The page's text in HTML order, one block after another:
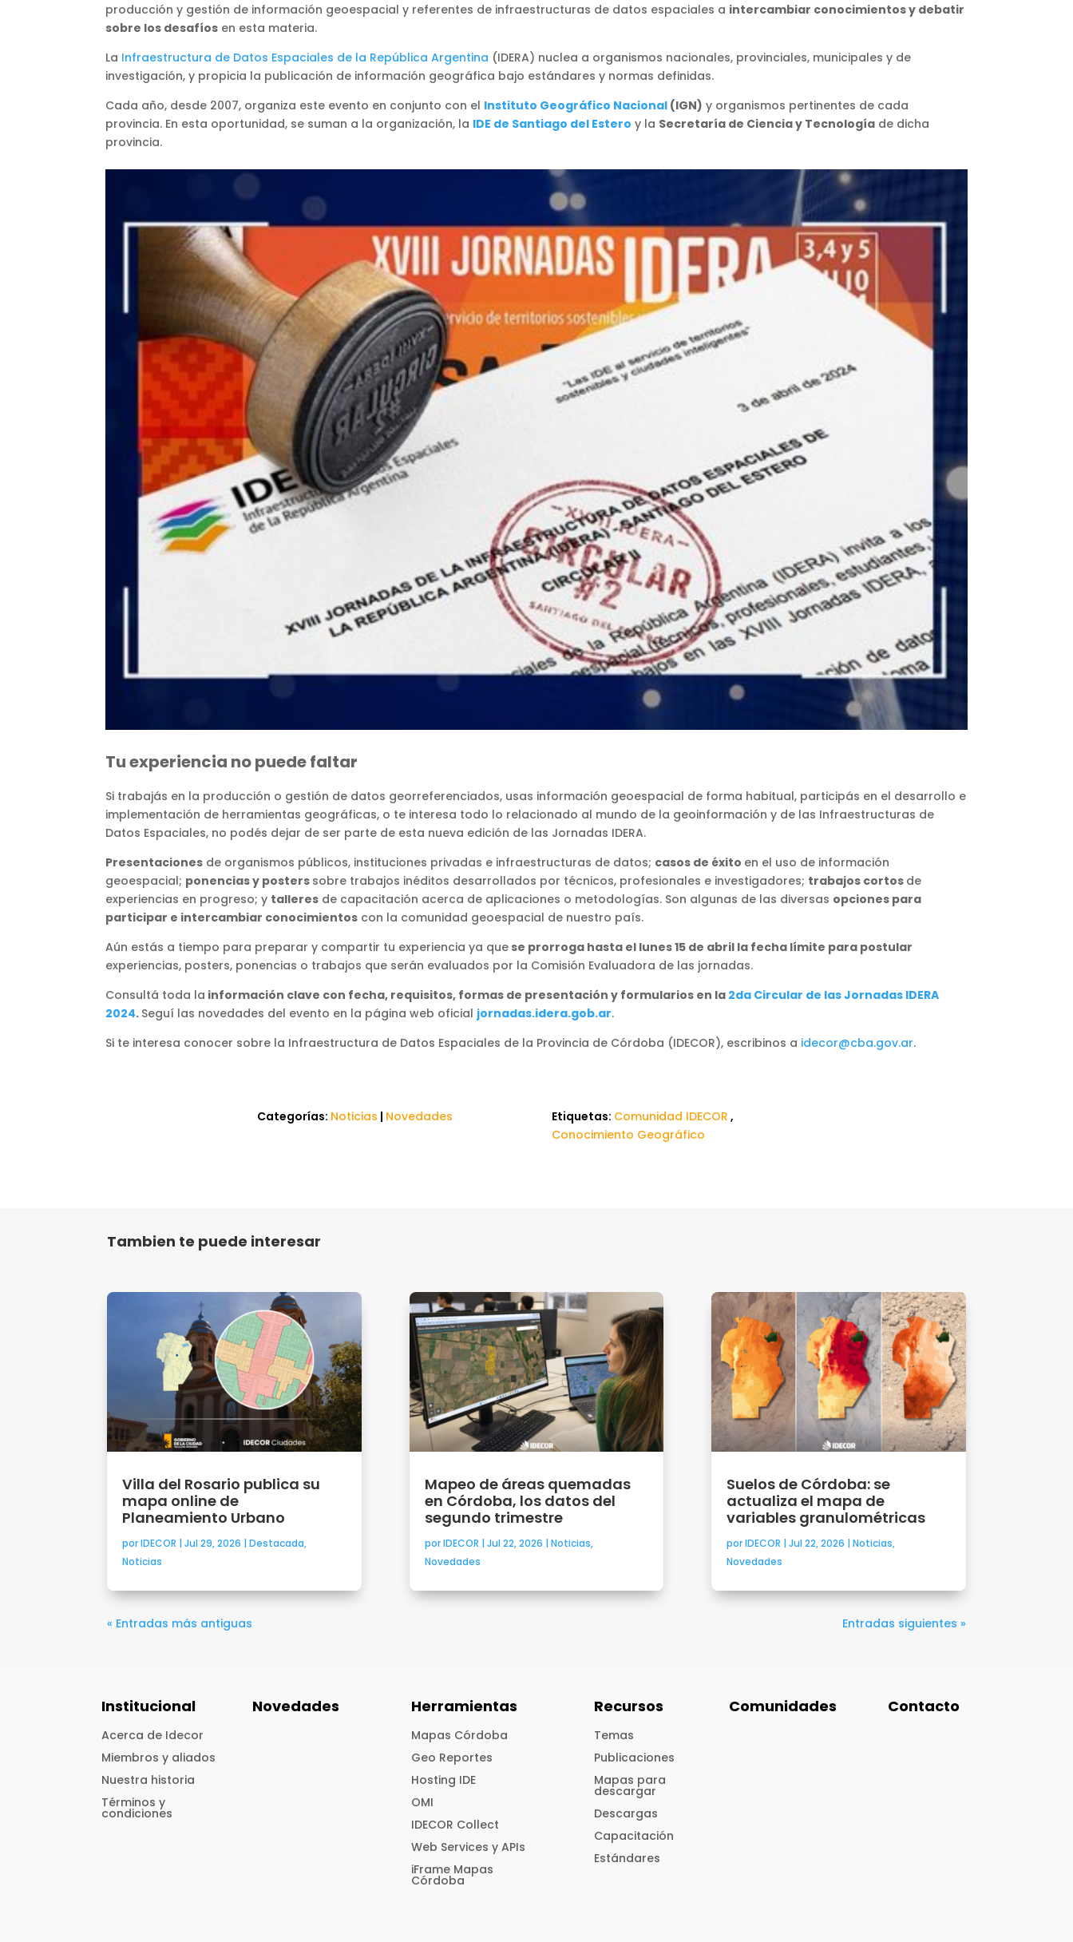
producción y gestión de información geoespacial y referentes de infraestructuras de datos espaciales a intercambiar conocimientos y debatir
sobre los desafíos en esta materia.
La Infraestructura de Datos Espaciales de la República Argentina (IDERA) nuclea a organismos nacionales, provinciales, municipales y de
investigación, y propicia la publicación de información geográfica bajo estándares y normas definidas.
Cada año, desde 2007, organiza este evento en conjunto con el Instituto Geográfico Nacional (IGN) y organismos pertinentes de cada
provincia. En esta oportunidad, se suman a la organización, la IDE de Santiago del Estero y la Secretaría de Ciencia y Tecnología de dicha
provincia.
Tu experiencia no puede faltar
Si trabajás en la producción o gestión de datos georreferenciados, usas información geoespacial de forma habitual, participás en el desarrollo e
implementación de herramientas geográficas, o te interesa todo lo relacionado al mundo de la geoinformación y de las Infraestructuras de
Datos Espaciales, no podés dejar de ser parte de esta nueva edición de las Jornadas IDERA.
Presentaciones de organismos públicos, instituciones privadas e infraestructuras de datos; casos de éxito en el uso de información
geoespacial; ponencias y posters sobre trabajos inéditos desarrollados por técnicos, profesionales e investigadores; trabajos cortos de
experiencias en progreso; y talleres de capacitación acerca de aplicaciones o metodologías. Son algunas de las diversas opciones para
participar e intercambiar conocimientos con la comunidad geoespacial de nuestro país.
Aún estás a tiempo para preparar y compartir tu experiencia ya que se prorroga hasta el lunes 15 de abril la fecha límite para postular
experiencias, posters, ponencias o trabajos que serán evaluados por la Comisión Evaluadora de las jornadas.
Consultá toda la información clave con fecha, requisitos, formas de presentación y formularios en la 2da Circular de las Jornadas IDERA
2024. Seguí las novedades del evento en la página web oficial jornadas.idera.gob.ar.
Si te interesa conocer sobre la Infraestructura de Datos Espaciales de la Provincia de Córdoba (IDECOR), escribinos a idecor@cba.gov.ar.
Categorías: Noticias | Novedades Etiquetas: Comunidad IDECOR ,
Conocimiento Geográfico
Tambien te puede interesar
Villa del Rosario publica su
mapa online de
Planeamiento Urbano
porIDECOR |Jul 29, 2026 |Destacada,
Noticias
Mapeo de áreas quemadas
en Córdoba, los datos del
segundo trimestre
porIDECOR | Jul 22, 2026 | Noticias,
Novedades
Suelos de Córdoba: se
actualiza el mapa de
variables granulométricas
porIDECOR | Jul 22, 2026 | Noticias,
Novedades
« Entradas más antiguas Entradas siguientes »
Institucional
Acerca de Idecor
Miembros y aliados
Nuestra historia
Términos y
condiciones
Novedades Herramientas
Mapas Córdoba
Geo Reportes
Hosting IDE
OMI
IDECOR Collect
Web Services y APIs
iFrame Mapas
Córdoba
Recursos
Temas
Publicaciones
Mapas para
descargar
Descargas
Capacitación
Estándares
Comunidades Contacto